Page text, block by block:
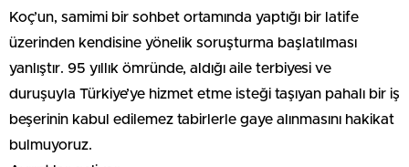
Koç’un, samimi bir sohbet ortamında yaptığı bir latife
üzerinden kendisine yönelik soruşturma başlatılması
yanlıştır. 95 yıllık ömründe, aldığı aile terbiyesi ve
duruşuyla Türkiye’ye hizmet etme isteği taşıyan pahalı bir iş
beşerinin kabul edilemez tabirlerle gaye alınmasını hakikat
bulmuyoruz.